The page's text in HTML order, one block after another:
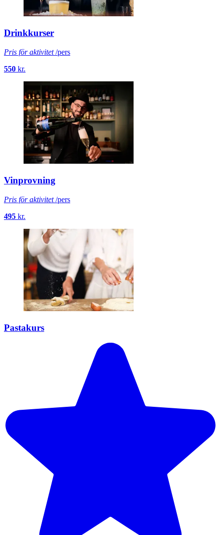
Drinkkurser
Pris för aktivitet/pers
550 kr.
Vinprovning
Pris för aktivitet/pers
495 kr.
Pastakurs